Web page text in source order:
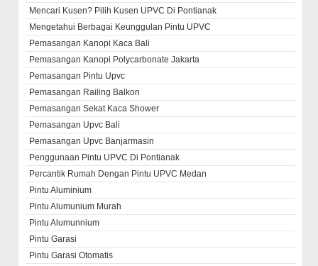
Mencari Kusen? Pilih Kusen UPVC Di Pontianak
Mengetahui Berbagai Keunggulan Pintu UPVC
Pemasangan Kanopi Kaca Bali
Pemasangan Kanopi Polycarbonate Jakarta
Pemasangan Pintu Upvc
Pemasangan Railing Balkon
Pemasangan Sekat Kaca Shower
Pemasangan Upvc Bali
Pemasangan Upvc Banjarmasin
Penggunaan Pintu UPVC Di Pontianak
Percantik Rumah Dengan Pintu UPVC Medan
Pintu Aluminium
Pintu Alumunium Murah
Pintu Alumunnium
Pintu Garasi
Pintu Garasi Otomatis